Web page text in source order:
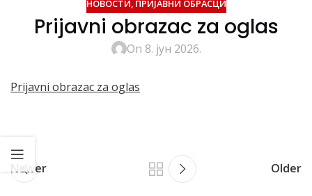
НОВОСТИ, ПРИЈАВНИ ОБРАСЦИ
Prijavni obrazac za oglas
On 8. јун 2026.
Prijavni obrazac za oglas
Newer Older